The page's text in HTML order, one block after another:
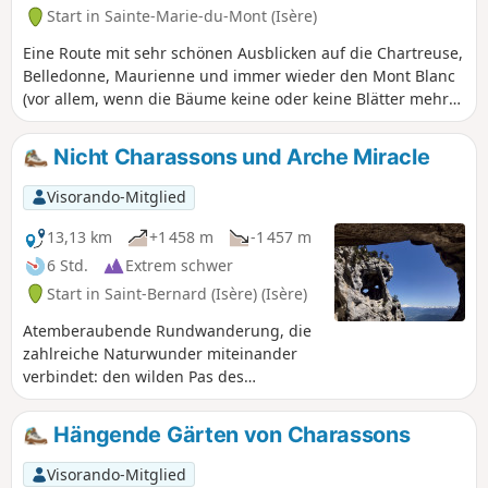
Start in Sainte-Marie-du-Mont (Isère)
Eine Route mit sehr schönen Ausblicken auf die Chartreuse,
Belledonne, Maurienne und immer wieder den Mont Blanc
(vor allem, wenn die Bäume keine oder keine Blätter mehr
haben). Zahlreiche Bäche und Wildbäche sorgen für eine
schöne Atmosphäre, erfordern aber gutes Schuhwerk, es
sei denn, man mag nasse Füße. Leider scheint meine
Wegbeschreibung Probleme zu bereiten, daher empfehle
ich dringend die Nutzung von GPS und der Karte auf dem
Handy!
Nicht Charassons und Arche Miracle
Visorando-Mitglied
13,13 km
+1 458 m
-1 457 m
6 Std.
Extrem schwer
Start in Saint-Bernard (Isère) (Isère)
Atemberaubende Rundwanderung, die
zahlreiche Naturwunder miteinander
verbindet: den wilden Pas des
Charassons, die malerische Crête de
l'Alpette, die herrliche Écaille du Pas de
Ragris, den berühmten Tour Percée, die
instabile Arche Miracle und den
Hängende Gärten von Charassons
Visorando-Mitglied